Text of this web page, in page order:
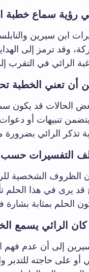
رؤية سماع خطبة
ابن سيرين
وقد ترمز إلى
الرائي في التقرب إلى
تعني الخطبة
الحالات قد يكون
تنبيهات أو
تذكر الرائي
التفسيرات حسب
فإن الظروف الشخصية
قد يرى في هذا الحلم
الحلم بمثابة بشارة
الرائي يسمع
إلى أن عدم فهم
أو على حاجته للتدبر